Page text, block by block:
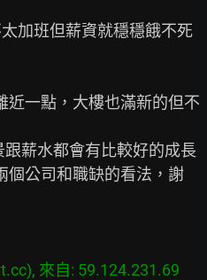
加班但薪資就穩穩餓不死
近一點，大樓也滿新的但不
薪水都會有比較好的成長
個公司和職缺的看法，謝
來自: 59.124.231.69